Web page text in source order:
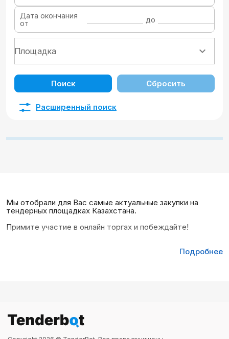
Дата окончания
от
до
Поиск Сбросить
Расширенный поиск
Мы отобрали для Вас самые актуальные закупки на
тендерных площадках Казахстана.
Примите участие в онлайн торгах и побеждайте!
Подробнее